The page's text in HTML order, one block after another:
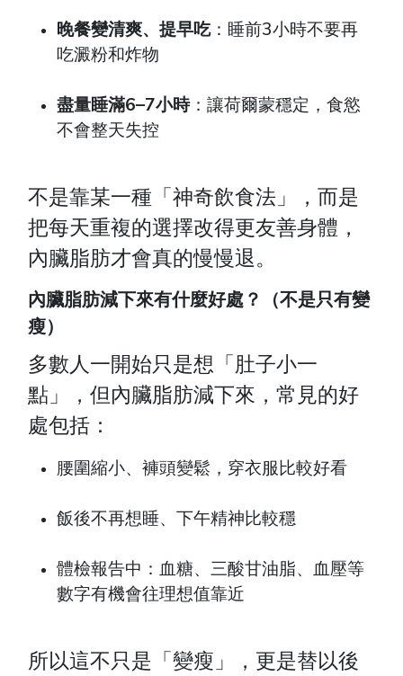
晚餐變清爽、提早吃：睡前3小時不要再
吃澱粉和炸物
盡量睡滿6–7小時：讓荷爾蒙穩定，食慾
不會整天失控
不是靠某一種「神奇飲食法」，而是
把每天重複的選擇改得更友善身體，
內臟脂肪才會真的慢慢退。
內臟脂肪減下來有什麼好處？（不是只有變
瘦）
多數人一開始只是想「肚子小一
點」，但內臟脂肪減下來，常見的好
處包括：
腰圍縮小、褲頭變鬆，穿衣服比較好看
飯後不再想睡、下午精神比較穩
體檢報告中：血糖、三酸甘油脂、血壓等
數字有機會往理想值靠近
所以這不只是「變瘦」，更是替以後